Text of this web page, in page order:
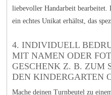
liebevoller Handarbeit bearbeitet.
ein echtes Unikat erhältst, das
4. INDIVIDUELL
MIT NAMEN ODER
GESCHENK Z. B. ZUM
DEN KINDERGARTEN
Mache deinen Turnbeutel zu